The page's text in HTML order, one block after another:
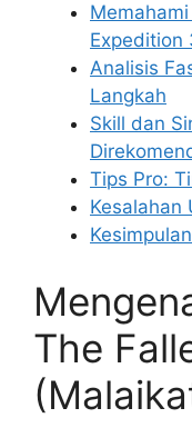
Expedition
Analisis
Langkah
Skill dan
Tips Pro:
Kesalahan
The